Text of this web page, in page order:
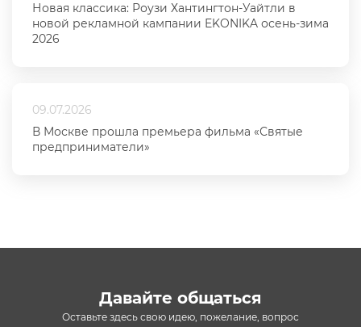
Новая классика: Роузи Хантингтон-Уайтли в
новой рекламной кампании EKONIKA осень-зима
2026
09.07.2026
В Москве прошла премьера фильма «Святые
предприниматели»
Давайте общаться
Оставьте здесь свою идею, пожелание, вопрос